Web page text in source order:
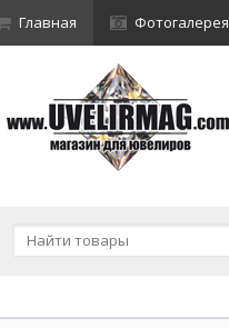
Главная Фотогалерея